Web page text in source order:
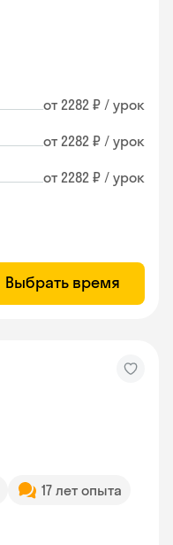
от 2282 ₽ / урок
от 2282 ₽ / урок
от 2282 ₽ / урок
Выбрать время
17 лет опыта